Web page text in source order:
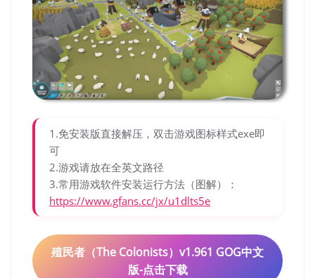
1.免安装版直接解压，双击游戏图标样式exe即
可
2.游戏请放在全英文路径
3.常用游戏软件安装运行方法（图解）：
https://www.gfans.cc/jx/u1dlts5e
殖民者（The Colonists）v1.961 GOG中文
版-点击下载